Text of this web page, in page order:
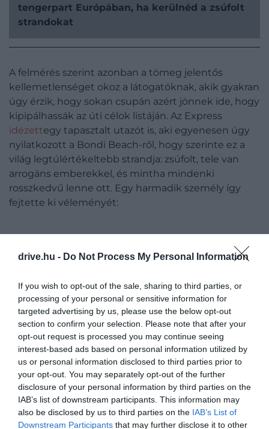
drive.hu - Do Not Process My Personal Information
If you wish to opt-out of the sale, sharing to third parties, or
processing of your personal or sensitive information for
targeted advertising by us, please use the below opt-out
section to confirm your selection. Please note that after your
opt-out request is processed you may continue seeing
interest-based ads based on personal information utilized by
us or personal information disclosed to third parties prior to
your opt-out. You may separately opt-out of the further
disclosure of your personal information by third parties on the
IAB’s list of downstream participants. This information may
also be disclosed by us to third parties on the IAB’s List of
Downstream Participants that may further disclose it to other
tengerpart Európában, ha kerülnéd a zsúfolt
strandokat
A felmérés szerint azonban a tömeg jelentős
kellemetlenséget okoz a látogatóknak, akik gyakran
úgy érzik, hogy sokan csupán azért jönnek ide, hogy
kipipálhassák az úti célok listáján. Az Express
idézettegy tapasztalt utazót is, aki egyenesen úgy
nyilatkozott a Bondi Beach-ről, hogy szerinte ez a
világ legtúlértékeltebb strandja: zsúfolt, tele van
arrogáns emberekkel, és mintha mindenki
rosszkedvű lenne ott. Egy harmadik személy így
fejtette ki véleményét:
NEM LÁTOK SEMMI VONZÓT
BONDIBAN, KIVÉVE TALÁN A
VÁROS KÖZELSÉGÉT. A HELY
ANNYIRA TÚLNÉPESEDETT,
HOGY AMERRE CSAK NÉZEL,
MINDENHOL LAKÁSOK
VANNAK. BETON VAN